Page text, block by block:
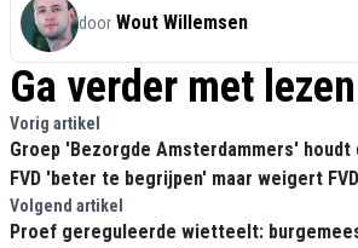
door Wout Willemsen
Ga verder met lezen
Vorig artikel
Groep 'Bezorgde Amsterdammers' houdt
FVD 'beter te begrijpen' maar weigert
Volgend artikel
Proef gereguleerde wietteelt: